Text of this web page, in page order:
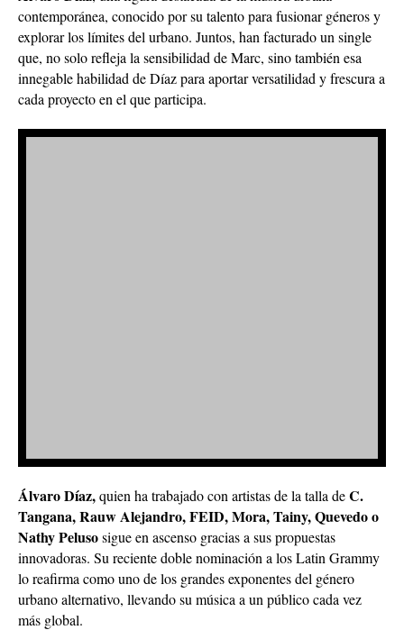
contemporánea, conocido por su talento para fusionar géneros y
explorar los límites del urbano. Juntos, han facturado un single
que, no solo refleja la sensibilidad de Marc, sino también esa
innegable habilidad de Díaz para aportar versatilidad y frescura a
cada proyecto en el que participa.
Álvaro Díaz,quien ha trabajado con artistas de la talla deC.
Tangana, Rauw Alejandro, FEID, Mora, Tainy, Quevedo o
Nathy Pelusosigue en ascenso gracias a sus propuestas
innovadoras. Su reciente doble nominación a los Latin Grammy
lo reafirma como uno de los grandes exponentes del género
urbano alternativo, llevando su música a un público cada vez
más global.